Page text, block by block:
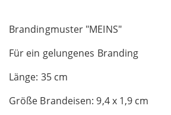
Brandingmuster "MEINS"
Für ein gelungenes Branding
Länge: 35 cm
Größe Brandeisen: 9,4 x 1,9 cm
gallery
to
beginning
the
images
gallery